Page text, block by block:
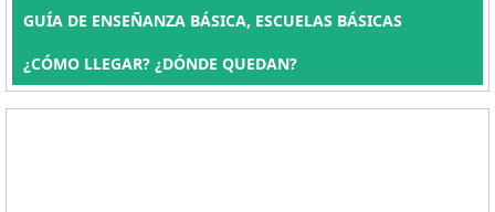
GUÍA DE ENSEÑANZA BÁSICA, ESCUELAS BÁSICAS
¿CÓMO LLEGAR? ¿DÓNDE QUEDAN?